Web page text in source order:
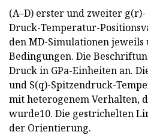
(A–D) erster und zweiter
Druck-Temperatur-
den MD-Simulationen
Bedingungen. Die
Druck in GPa-Einheiten an.
und S(q)-Spitzendruck-
mit heterogenem Verhalten,
wurde10. Die gestrichelten
der Orientierung.